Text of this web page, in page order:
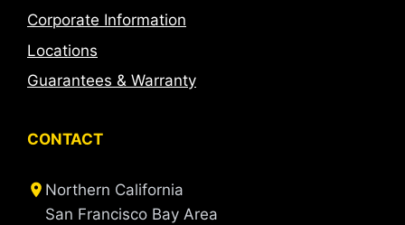
Corporate Information
Locations
Guarantees & Warranty
CONTACT
Northern California
San Francisco Bay Area